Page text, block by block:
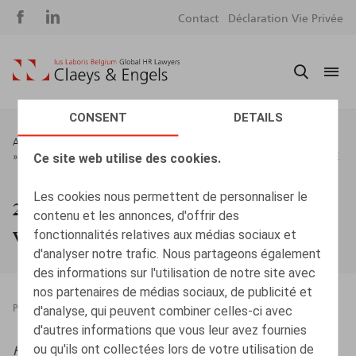
CONSENT DETAILS
Ce site web utilise des cookies.
Les cookies nous permettent de personnaliser le
contenu et les annonces, d'offrir des
fonctionnalités relatives aux médias sociaux et
d'analyser notre trafic. Nous partageons également
des informations sur l'utilisation de notre site avec
nos partenaires de médias sociaux, de publicité et
d'analyse, qui peuvent combiner celles-ci avec
d'autres informations que vous leur avez fournies
ou qu'ils ont collectées lors de votre utilisation de
Social
Contact Déclaration Vie Privée
Fil
ACCUEIL
20%: EEN DREMPEL OM TE ONTHOUDEN BIJ VERSCHILLENDE
20%: een drempel om te onthouden bij
verschillende verloningscomponenten
PRESSROOM 20.04.2026
HR.square (online),20/04/2026